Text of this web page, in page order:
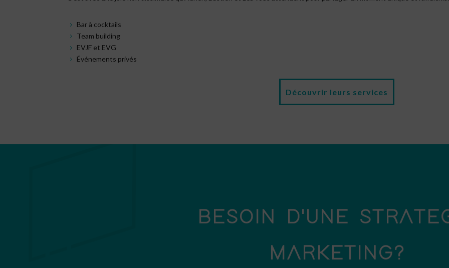
5 Bar à cocktails
5 Team building
5 EVJF et EVG
5 Événements privés
Découvrir leurs services
BESOIN D'UNE
MARKETING?